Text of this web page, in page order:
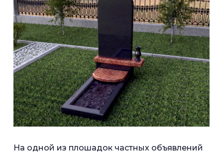
На одной из плошадок частных объявлений